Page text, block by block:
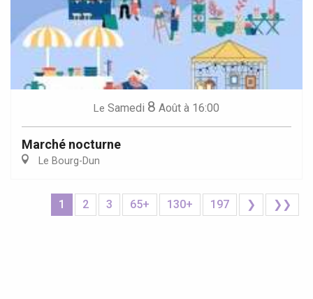
Le Samedi 8 Août à 16:00
Marché nocturne
Le Bourg-Dun
1 2 3 65+ 130+ 197 ❯ ❯❯